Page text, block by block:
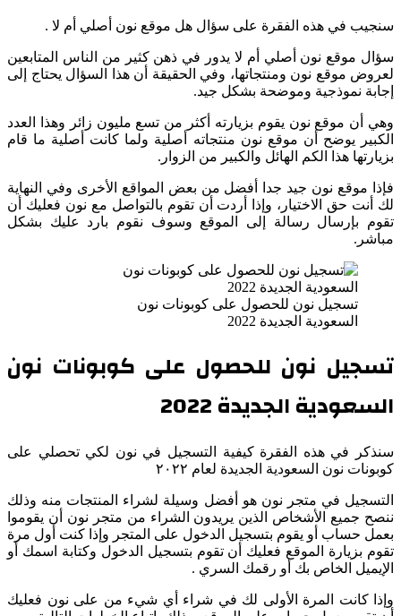
سنجيب في هذه الفقرة على سؤال هل موقع نون أصلي أم لا .
سؤال موقع نون أصلي أم لا يدور في ذهن كثير من الناس المتابعين
لعروض موقع نون ومنتجاتها، وفي الحقيقة أن هذا السؤال يحتاج إلى
إجابة نموذجية وموضحة بشكل جيد.
وهي أن موقع نون يقوم بزيارته أكثر من تسع مليون زائر وهذا العدد
الكبير يوضح أن موقع نون منتجاته أصلية ولما كانت أصلية ما قام
بزيارتها هذا الكم الهائل والكبير من الزوار.
فإذا موقع نون جيد جدا أفضل من بعض المواقع الأخرى وفي النهاية
لك أنت حق الاختيار، وإذا أردت أن تقوم بالتواصل مع نون فعليك أن
تقوم بإرسال رسالة إلى الموقع وسوف نقوم بارد عليك بشكل
مباشر.
تسجيل نون للحصول على كوبونات نون
السعودية الجديدة 2022
تسجيل نون للحصول على كوبونات نون
السعودية الجديدة 2022
سنذكر في هذه الفقرة كيفية التسجيل في نون لكي تحصلي على
كوبونات نون السعودية الجديدة لعام ٢٠٢٢
التسجيل في متجر نون هو أفضل وسيلة لشراء المنتجات منه وذلك
ننصح جميع الأشخاص الذين يريدون الشراء من متجر نون أن يقوموا
بعمل حساب أو يقوم بتسجيل الدخول على المتجر وإذا كنت أول مرة
تقوم بزيارة الموقع فعليك أن تقوم بتسجيل الدخول وكتابة اسمك أو
الإيميل الخاص بك أو رقمك السري .
وإذا كانت المرة الأولى لك في شراء أي شيء من على نون فعليك